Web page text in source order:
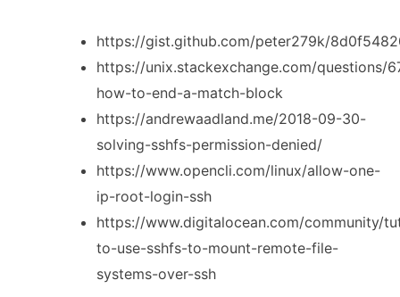
https://gist.github.com/peter279k/
https://unix.stackexchange.com/questions/
how-to-end-a-match-block
https://andrewaadland.me/2018-09-30-
solving-sshfs-permission-denied/
https://www.opencli.com/linux/allow-one-
ip-root-login-ssh
https://www.digitalocean.com/community/
to-use-sshfs-to-mount-remote-file-
systems-over-ssh